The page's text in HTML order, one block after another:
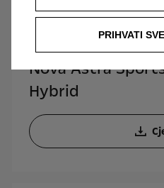
Nova Astra
Hybrid
PRIHVATI